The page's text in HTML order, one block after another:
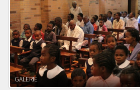
POWOŁANIE MISYJNE